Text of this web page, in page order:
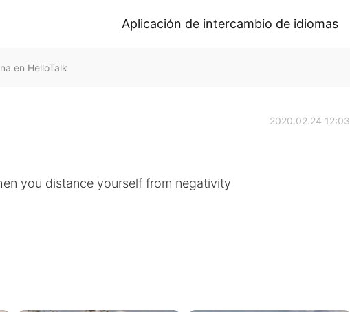
Aplicación de intercambio de idiomas
en HelloTalk
2020.02.24 12:03
you distance yourself from negativity